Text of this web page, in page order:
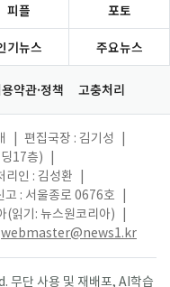
피플 포토
기뉴스 주요뉴스
약관·정책 고충처리
편집국장 : 김기성
17층)
리인 : 김성환
고 : 서울종로 0676호
(읽기: 뉴스원코리아)
webmaster@news1.kr
단 사용 및 재배포, AI학습